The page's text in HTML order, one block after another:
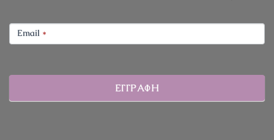
NEWSLETTER
Email *
ΕΓΓΡΑΦΗ